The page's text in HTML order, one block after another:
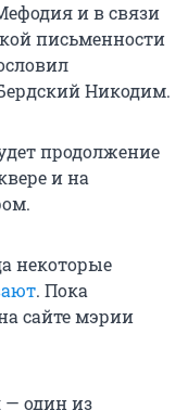
и в связи
письменности
Никодим.
продолжение
и на
некоторые
. Пока
сайте мэрии
— один из